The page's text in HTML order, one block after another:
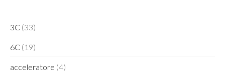
3C (33)
6C (19)
acceleratore (4)